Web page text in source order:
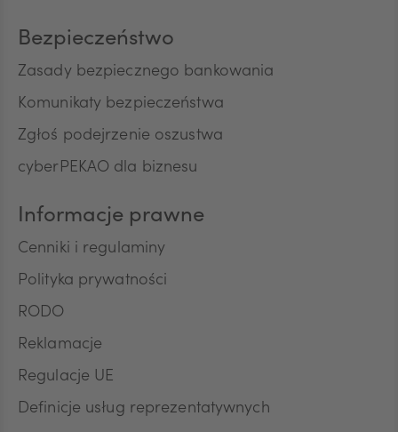
Bezpieczeństwo
Zasady bezpiecznego bankowania
Komunikaty bezpieczeństwa
Zgłoś podejrzenie oszustwa
cyberPEKAO dla biznesu
Informacje prawne
Cenniki i regulaminy
Polityka prywatności
RODO
Reklamacje
Regulacje UE
Definicje usług reprezentatywnych